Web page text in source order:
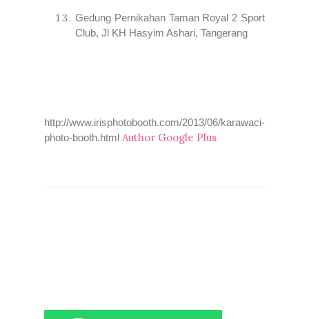
Gedung Pernikahan Taman Royal 2 Sport
Club, Jl KH Hasyim Ashari, Tangerang
http://www.irisphotobooth.com/2013/06/karawaci-
photo-booth.html Author Google Plus